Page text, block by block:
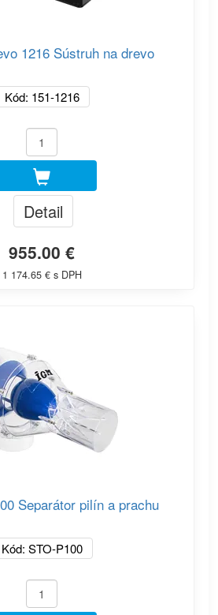
1216 Sústruh na drevo
Kód: 151-1216
Detail
955.00 €
1 174.65 € s DPH
Separátor pilín a prachu
Kód: STO-P100